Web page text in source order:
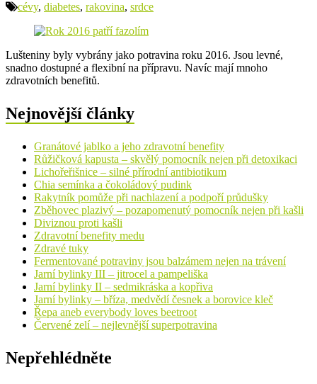
cévy, diabetes, rakovina, srdce
Lušteniny byly vybrány jako potravina roku 2016. Jsou levné,
snadno dostupné a flexibní na přípravu. Navíc mají mnoho
zdravotních benefitů.
Nejnovější články
Granátové jablko a jeho zdravotní benefity
Růžičková kapusta – skvělý pomocník nejen při detoxikaci
Lichořeřišnice – silné přírodní antibiotikum
Chia semínka a čokoládový pudink
Rakytník pomůže při nachlazení a podpoří průdušky
Zběhovec plazivý – pozapomenutý pomocník nejen při kašli
Diviznou proti kašli
Zdravotní benefity medu
Zdravé tuky
Fermentované potraviny jsou balzámem nejen na trávení
Jarní bylinky III – jitrocel a pampeliška
Jarní bylinky II – sedmikráska a kopřiva
Jarní bylinky – bříza, medvědí česnek a borovice kleč
Řepa aneb everybody loves beetroot
Červené zelí – nejlevnější superpotravina
Nepřehlédněte